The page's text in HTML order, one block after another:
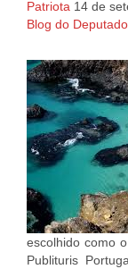
Patriota 14 de
Blog do
escolhido como
Publituris